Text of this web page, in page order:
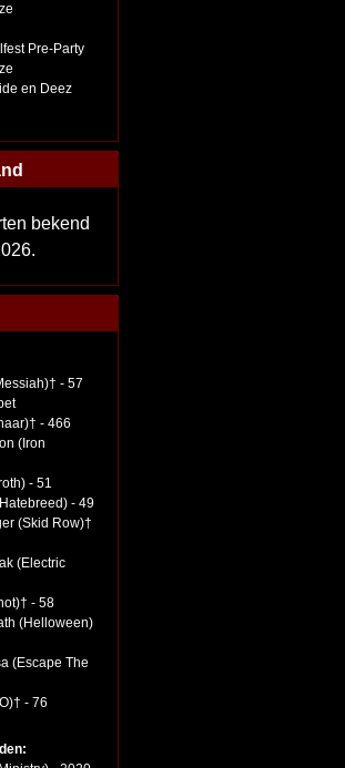
Pre-Party
en Deez
bekend
- 57
- 466
(Iron
- 51
- 49
(Skid Row)†
(Electric
- 58
(Helloween)
(Escape The
- 76